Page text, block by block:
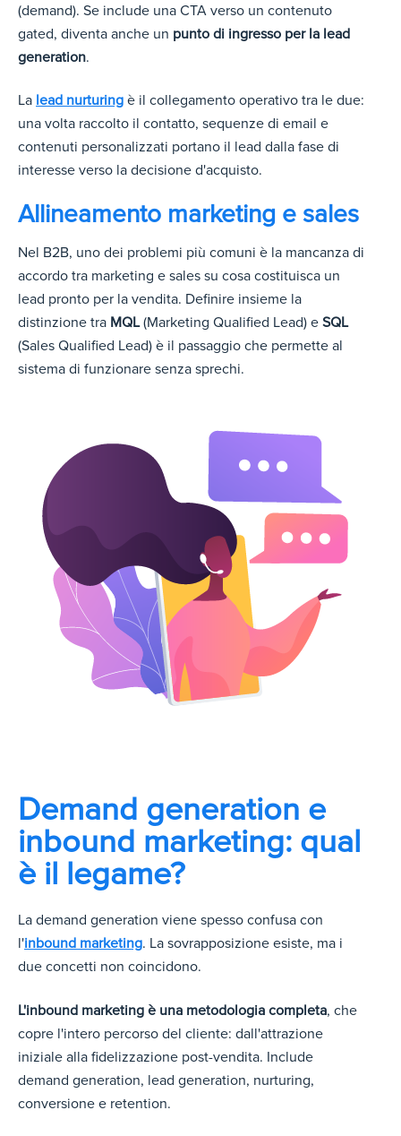
(demand). Se include una CTA verso un contenuto
gated, diventa anche un punto di ingresso per la lead
generation.
La lead nurturing è il collegamento operativo tra le due:
una volta raccolto il contatto, sequenze di email e
contenuti personalizzati portano il lead dalla fase di
interesse verso la decisione d'acquisto.
Allineamento marketing e sales
Nel B2B, uno dei problemi più comuni è la mancanza di
accordo tra marketing e sales su cosa costituisca un
lead pronto per la vendita. Definire insieme la
distinzione tra MQL(Marketing Qualified Lead) e SQL
(Sales Qualified Lead) è il passaggio che permette al
sistema di funzionare senza sprechi.
Demand generation e
inbound marketing: qual
è il legame?
La demand generation viene spesso confusa con
l'inbound marketing. La sovrapposizione esiste, ma i
due concetti non coincidono.
L'inbound marketing è una metodologia completa, che
copre l'intero percorso del cliente: dall'attrazione
iniziale alla fidelizzazione post-vendita. Include
demand generation, lead generation, nurturing,
conversione e retention.